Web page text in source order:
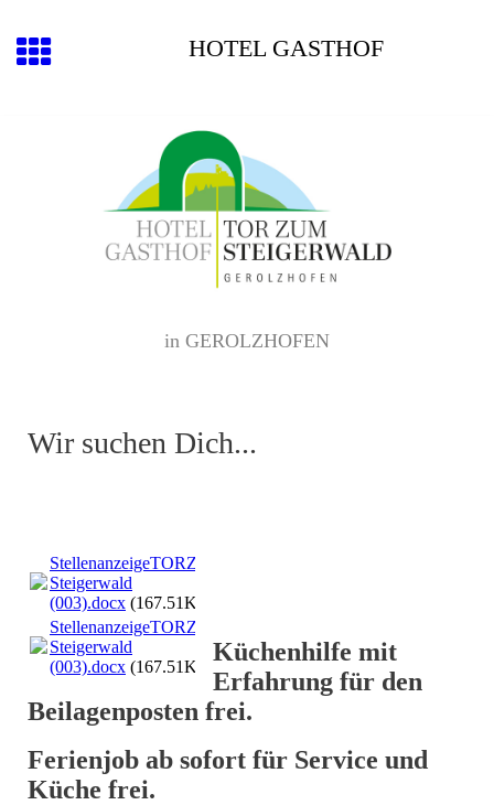
HOTEL GASTHOF
in GEROLZHOFEN
Wir suchen Dich...
StellenanzeigeTORZUM
Steigerwald
(003).docx (167.51KB)
StellenanzeigeTORZUM
Steigerwald
(003).docx (167.51KB)
Küchenhilfe mit
Erfahrung für den
Beilagenposten frei.
Ferienjob ab sofort für Service und
Küche frei.